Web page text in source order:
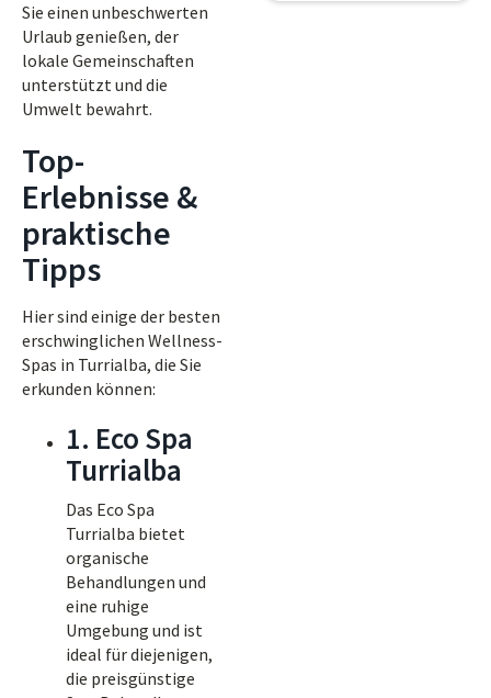
Sie einen unbeschwerten
Urlaub genießen, der
lokale Gemeinschaften
unterstützt und die
Umwelt bewahrt.
Top-
Erlebnisse &
praktische
Tipps
Hier sind einige der besten
erschwinglichen Wellness-
Spas in Turrialba, die Sie
erkunden können:
1. Eco Spa
Turrialba
Das Eco Spa
Turrialba bietet
organische
Behandlungen und
eine ruhige
Umgebung und ist
ideal für diejenigen,
die preisgünstige